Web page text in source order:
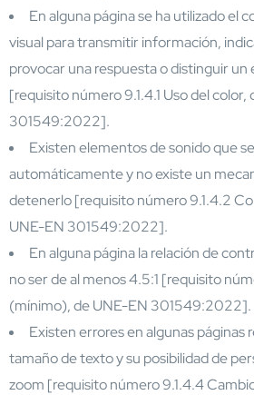
En alguna página se ha utilizado el
visual para transmitir información,
provocar una respuesta o distinguir un
[requisito número 9.1.4.1 Uso del color,
301549:2022].
Existen elementos de sonido que
automáticamente y no existe un
detenerlo [requisito número 9.1.4.2
UNE-EN 301549:2022].
En alguna página la relación de
no ser de al menos 4.5:1 [requisito
(mínimo), de UNE-EN 301549:2022].
Existen errores en algunas páginas
tamaño de texto y su posibilidad de
zoom [requisito número 9.1.4.4